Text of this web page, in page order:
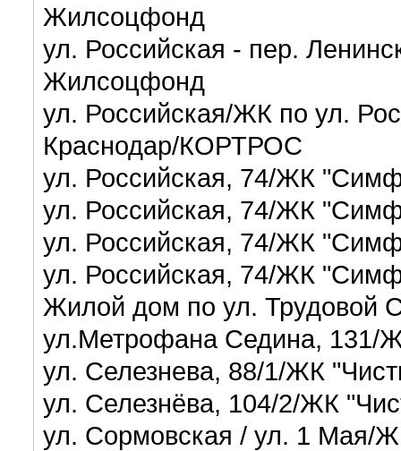
Жилсоцфонд
ул. Российская - пер.
Жилсоцфонд
ул. Российская/ЖК по ул.
Краснодар/КОРТРОС
ул. Российская, 74/ЖК
ул. Российская, 74/ЖК
ул. Российская, 74/ЖК
ул. Российская, 74/ЖК
Жилой дом по ул. Трудовой
ул.Метрофана Седина, 131/
ул. Селезнева, 88/1/ЖК
ул. Селезнёва, 104/2/ЖК
ул. Сормовская / ул. 1 Мая/